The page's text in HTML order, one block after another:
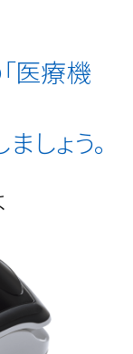
医療機
しょう。